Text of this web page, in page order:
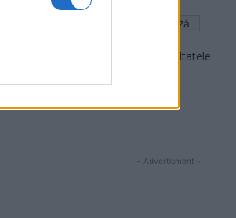
Arată rezultatele
- Advertisment -